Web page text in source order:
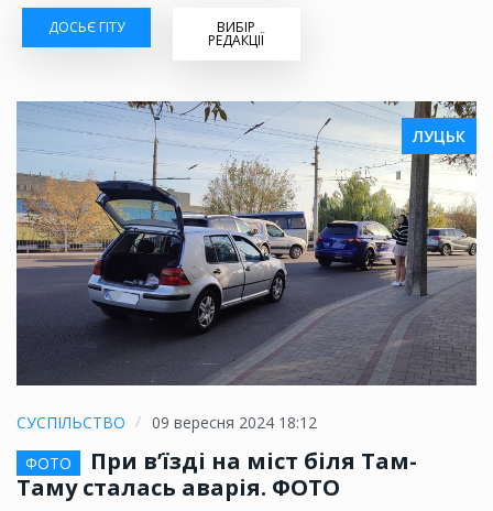
ДОСЬЄ ГІТУ ВИБІР
РЕДАКЦІЇ
ЛУЦЬК
СУСПІЛЬСТВО
09 вересня 2024 18:12
ФОТО
При в’їзді на міст біля Там-
Таму сталась аварія. ФОТО